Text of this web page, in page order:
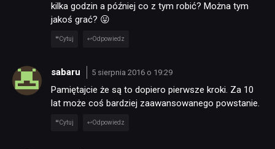
kilka godzin a później co z tym robić? Można tym
jakoś grać? 😛
Cytuj Odpowiedz
sabaru 5 sierpnia 2016 o 19:29
Pamiętajcie że są to dopiero pierwsze kroki. Za 10
lat może coś bardziej zaawansowanego powstanie.
Cytuj Odpowiedz